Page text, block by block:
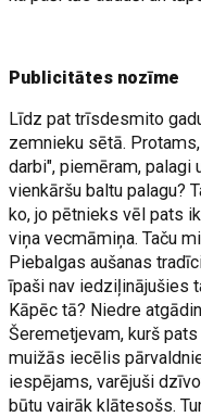
Publicitātes nozīme
Līdz pat trīsdesmito
zemnieku sētā.
darbi", piemēram, palagi
vienkāršu baltu palagu?
ko, jo pētnieks vēl pats
viņa vecmāmiņa. Taču
Piebalgas aušanas
īpaši nav iedziļinājušies
Kāpēc tā? Niedre
Šeremetjevam, kurš
muižās iecēlis
iespējams, varējuši
būtu vairāk klātesošs.